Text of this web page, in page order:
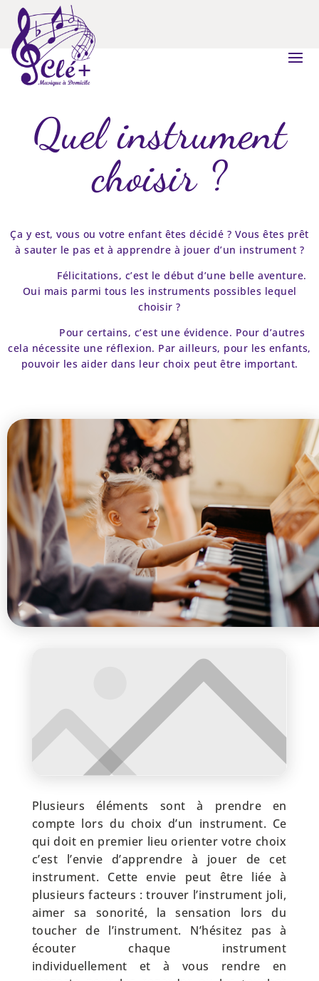
Skip
content
Quel instrument
choisir ?
Ça y est, vous ou votre enfant êtes décidé ? Vous êtes prêt
à sauter le pas et à apprendre à jouer d’un instrument ?
Félicitations, c’est le début d’une belle aventure.
Oui mais parmi tous les instruments possibles lequel
choisir ?
Pour certains, c’est une évidence. Pour d’autres
cela nécessite une réflexion. Par ailleurs, pour les enfants,
pouvoir les aider dans leur choix peut être important.
Plusieurs éléments sont à prendre en
compte lors du choix d’un instrument. Ce
qui doit en premier lieu orienter votre choix
c’est l’envie d’apprendre à jouer de cet
instrument. Cette envie peut être liée à
plusieurs facteurs : trouver l’instrument joli,
aimer sa sonorité, la sensation lors du
toucher de l’instrument. N’hésitez pas à
écouter chaque instrument
individuellement et à vous rendre en